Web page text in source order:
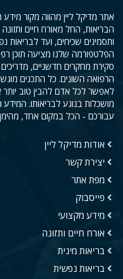
אתר מדיקל ליין מהווה מקור מידע
הבריאות, החל מאורח חיים
ותסמינים שכיחים, ועד לבריאות
הפלטפורמה שלנו מציעה תוכן
סקירת מחקרים חדשניים,
הרפואה השונים. כל התכנים
לאפשר לכל אדם להבין טוב
מושכלות בנוגע לבריאותו.
עבורכם - הכל במקום אחד, מהימן
אודות מדיקל ליין
יצירת קשר
מפת אתר
פייסבוק
מידע מקצועי
אורח חיים ותזונה
בריאות מינית
בריאות נפשית